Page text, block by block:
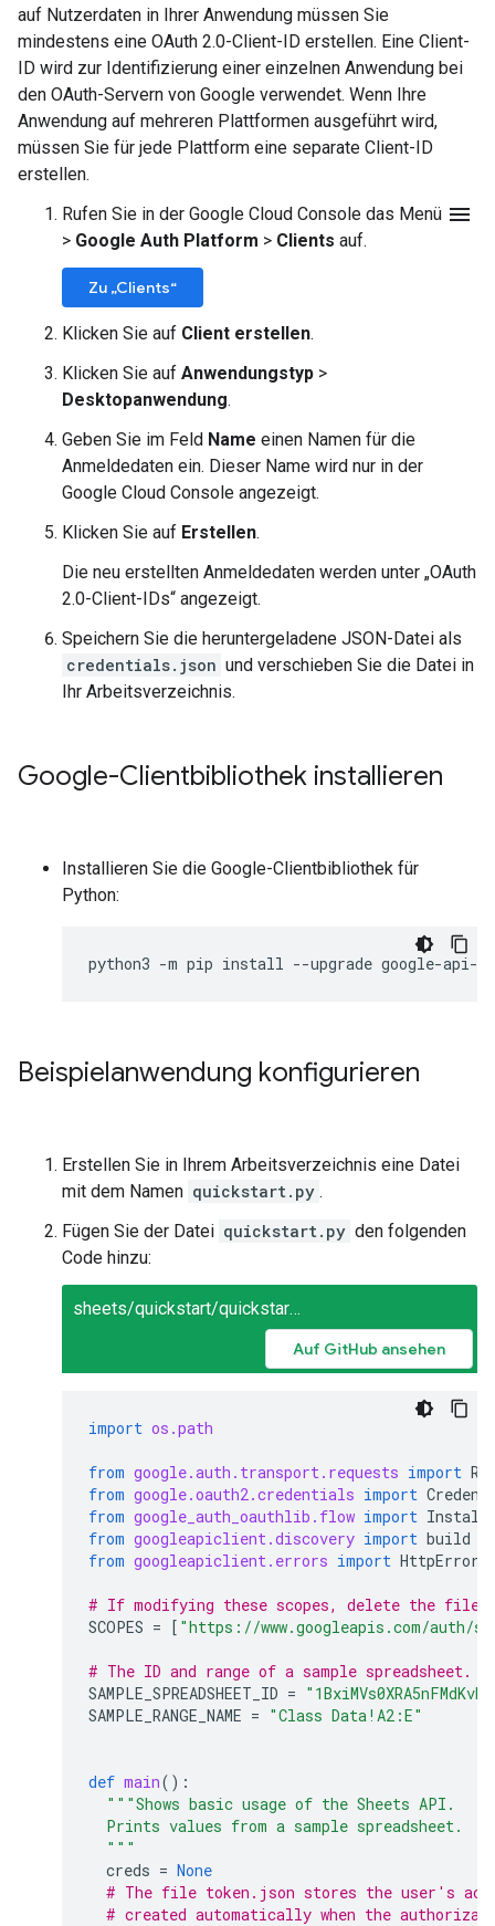
auf Nutzerdaten in Ihrer Anwendung müssen Sie
mindestens eine OAuth 2.0-Client-ID erstellen. Eine Client-
ID wird zur Identifizierung einer einzelnen Anwendung bei
den OAuth-Servern von Google verwendet. Wenn Ihre
Anwendung auf mehreren Plattformen ausgeführt wird,
müssen Sie für jede Plattform eine separate Client-ID
erstellen.
Rufen Sie in der Google Cloud Console das Menü menu
> Google Auth Platform > Clients auf.
Zu „Clients“
Klicken Sie auf Client erstellen.
Klicken Sie auf Anwendungstyp >
Desktopanwendung.
Geben Sie im Feld Name einen Namen für die
Anmeldedaten ein. Dieser Name wird nur in der
Google Cloud Console angezeigt.
Klicken Sie auf Erstellen.
Die neu erstellten Anmeldedaten werden unter „OAuth
2.0-Client-IDs“ angezeigt.
Speichern Sie die heruntergeladene JSON-Datei als
credentials.json und verschieben Sie die Datei in
Ihr Arbeitsverzeichnis.
Google-Clientbibliothek installieren
Installieren Sie die Google-Clientbibliothek für
Python:
python3 -m pip install --upgrade google-api-
Beispielanwendung konfigurieren
Erstellen Sie in Ihrem Arbeitsverzeichnis eine Datei
mit dem Namen quickstart.py .
Fügen Sie der Datei quickstart.py den folgenden
Code hinzu:
sheets/quickstart/quickstart.py
Auf GitHub ansehen
import os.path
from google.auth.transport.requests import
from google.oauth2.credentials import
from google_auth_oauthlib.flow import
from googleapiclient.discovery import build
from googleapiclient.errors import HttpError
# If modifying these scopes, delete the file
SCOPES = [ "https://www.googleapis.com/auth/
# The ID and range of a sample spreadsheet.
SAMPLE_SPREADSHEET_ID =
SAMPLE_RANGE_NAME = "Class Data!A2:E"
def main():
"""Shows basic usage of the Sheets API.
  Prints values from a sample spreadsheet.
  """
creds = None
# The file token.json stores the user's
# created automatically when the